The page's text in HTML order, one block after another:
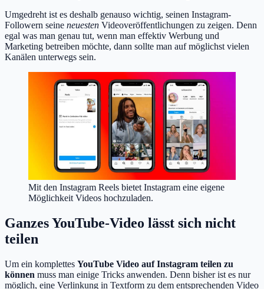
Umgedreht ist es deshalb genauso wichtig, seinen Instagram-
Followern seine neuesten Videoveröffentlichungen zu zeigen. Denn
egal was man genau tut, wenn man effektiv Werbung und
Marketing betreiben möchte, dann sollte man auf möglichst vielen
Kanälen unterwegs sein.
Mit den Instagram Reels bietet Instagram eine eigene
Möglichkeit Videos hochzuladen.
Ganzes YouTube-Video lässt sich nicht
teilen
Um ein komplettes YouTube Video auf Instagram teilen zu
können muss man einige Tricks anwenden. Denn bisher ist es nur
möglich, eine Verlinkung in Textform zu dem entsprechenden Video